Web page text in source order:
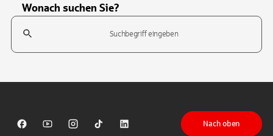
Wonach suchen Sie?
Suchfeld
Sparkasse auf Facebook
Sparkasse auf Youtube
Sparkasse auf Instagram
Sparkasse auf TikTok
Sparkasse auf LinkedIn
Nach oben